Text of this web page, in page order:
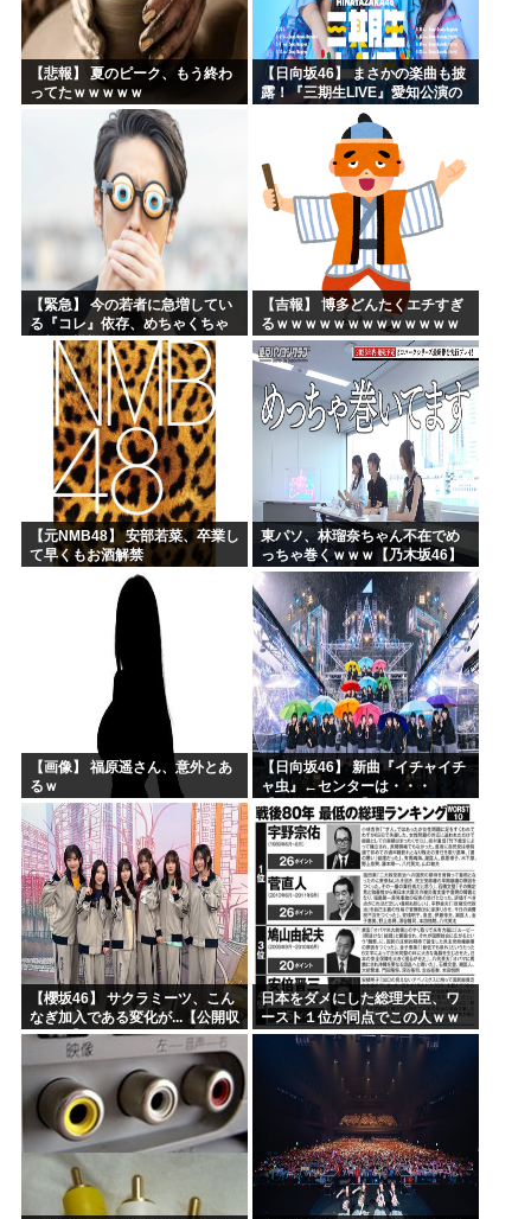
ヤニネコに一つだけ文句言わせてくれ
声優、なんかAIに勝ちそう。「声も「人格の象徴」明記、法...
【悲報】 夏のピーク、もう終わ
ってたｗｗｗｗｗ
【日向坂46】 まさかの楽曲も披
露！『三期生LIVE』愛知公演の
【緊急】 今の若者に急増してい
る『コレ』依存、めちゃくちゃ
深刻な模様w w w w w w w w w w
【吉報】 博多どんたくエチすぎ
るｗｗｗｗｗｗｗｗｗｗｗｗｗ
ｗｗ
【元NMB48】 安部若菜、卒業し
て早くもお酒解禁
東パソ、林瑠奈ちゃん不在でめ
っちゃ巻くｗｗｗ【乃木坂46】
【画像】 福原遥さん、意外とあ
るｗ
【日向坂46】 新曲『イチャイチ
ャ虫』←センターは・・・
【18thシングル】
【櫻坂46】 サクラミーツ、こん
なぎ加入である変化が...【公開収
録レポ】
日本をダメにした総理大臣、ワ
ースト１位が同点でこの人ｗｗ
ｗｗｗｗ